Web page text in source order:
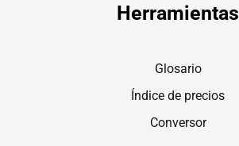
Herramientas
Glosario
Índice de precios
Conversor